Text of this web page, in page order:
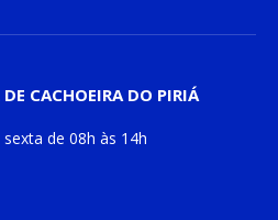
CACHOEIRA DO PIRIÁ
sexta de 08h às 14h